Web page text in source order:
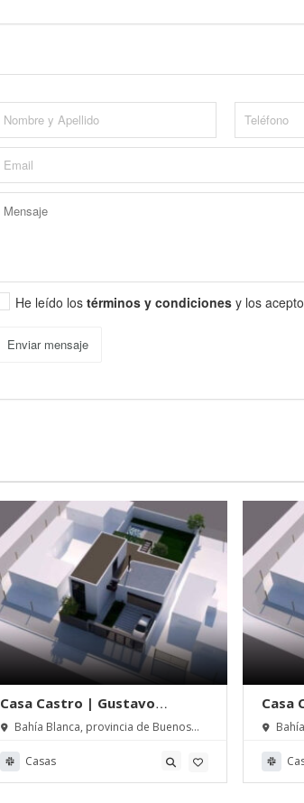
He leído los términos y condiciones y los
Enviar mensaje
Casa Castro | Gustavo
Giancristofaro arq
Bahía Blanca, provincia de Buenos
Casas
Casa